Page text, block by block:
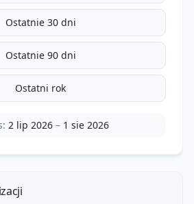
Ostatnie 30 dni
Ostatnie 90 dni
Ostatni rok
2 lip 2026– 1 sie 2026